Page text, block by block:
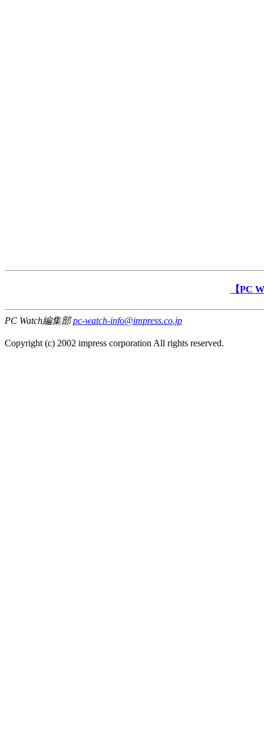
【PC
PC Watch編集部pc-watch-info@impress.co.jp
Copyright (c) 2002 impress corporation All rights reserved.